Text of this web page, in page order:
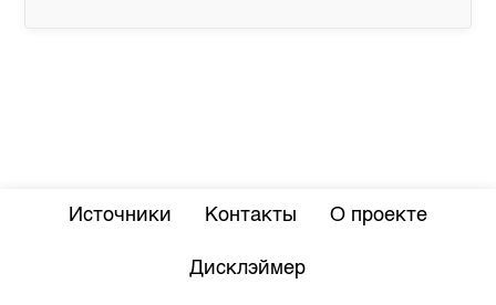
Источники Контакты О проекте
Дисклэймер